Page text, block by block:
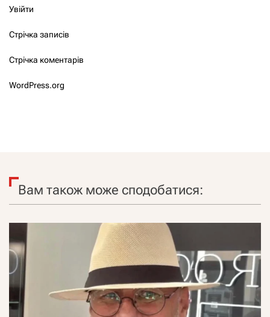
Увійти
Стрічка записів
Стрічка коментарів
WordPress.org
Вам також може сподобатися: